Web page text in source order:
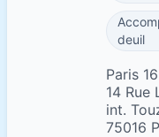
deuil
Paris 16
14 Rue
int.
75016